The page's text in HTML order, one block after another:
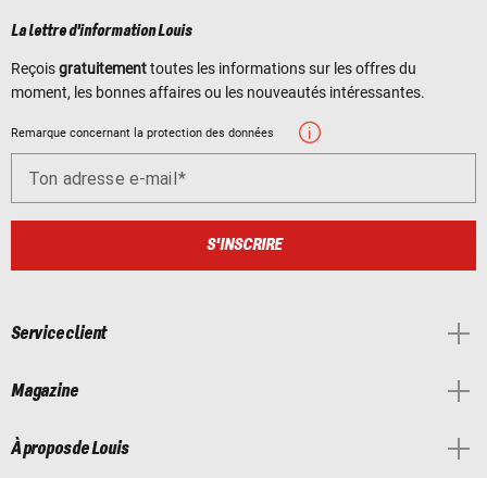
La lettre d'information Louis
Reçoisgratuitementtoutes les informations sur les offres du
moment, les bonnes affaires ou les nouveautés intéressantes.
Remarque concernant la protection des données
Ton adresse e-mail
S'INSCRIRE
Service client
Magazine
À propos de Louis